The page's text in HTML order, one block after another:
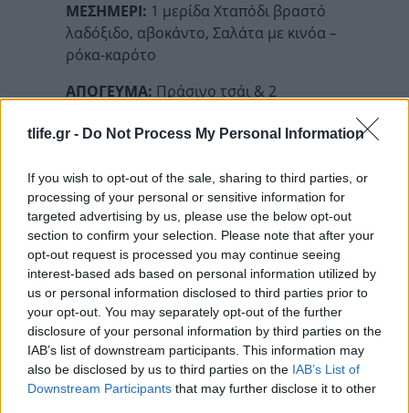
tlife.gr - Do Not Process My Personal Information
If you wish to opt-out of the sale, sharing to third parties, or
processing of your personal or sensitive information for
targeted advertising by us, please use the below opt-out
section to confirm your selection. Please note that after your
opt-out request is processed you may continue seeing
interest-based ads based on personal information utilized by
us or personal information disclosed to third parties prior to
your opt-out. You may separately opt-out of the further
disclosure of your personal information by third parties on the
IAB’s list of downstream participants. This information may
also be disclosed by us to third parties on the IAB’s List of
Downstream Participants that may further disclose it to other
ΜΕΣΗΜΕΡΙ: 1 μερίδα Χταπόδι βραστό
λαδόξιδο, αβοκάντο, Σαλάτα με κινόα –
ρόκα-καρότο
ΑΠΟΓΕΥΜΑ: Πράσινο τσάι & 2
γραβιέρα light & σαλάτα επιλογής, 3-4
ελιές, 1 φέτα ψωμί Ζέας
ΚΥΡΙΑΚΗ
ΠΡΩΙΝΟ:2 ρυζογκοφρέτες, 1κ.γ.
φυστικοβούτυρο, 1 μπανάνα, καφές
στιγμιαίος
ΕΝΔΙΑΜΕΣΑ:1 γιαούρτι με κανέλα & 4